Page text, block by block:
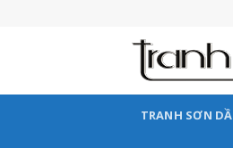
TRANH SƠN